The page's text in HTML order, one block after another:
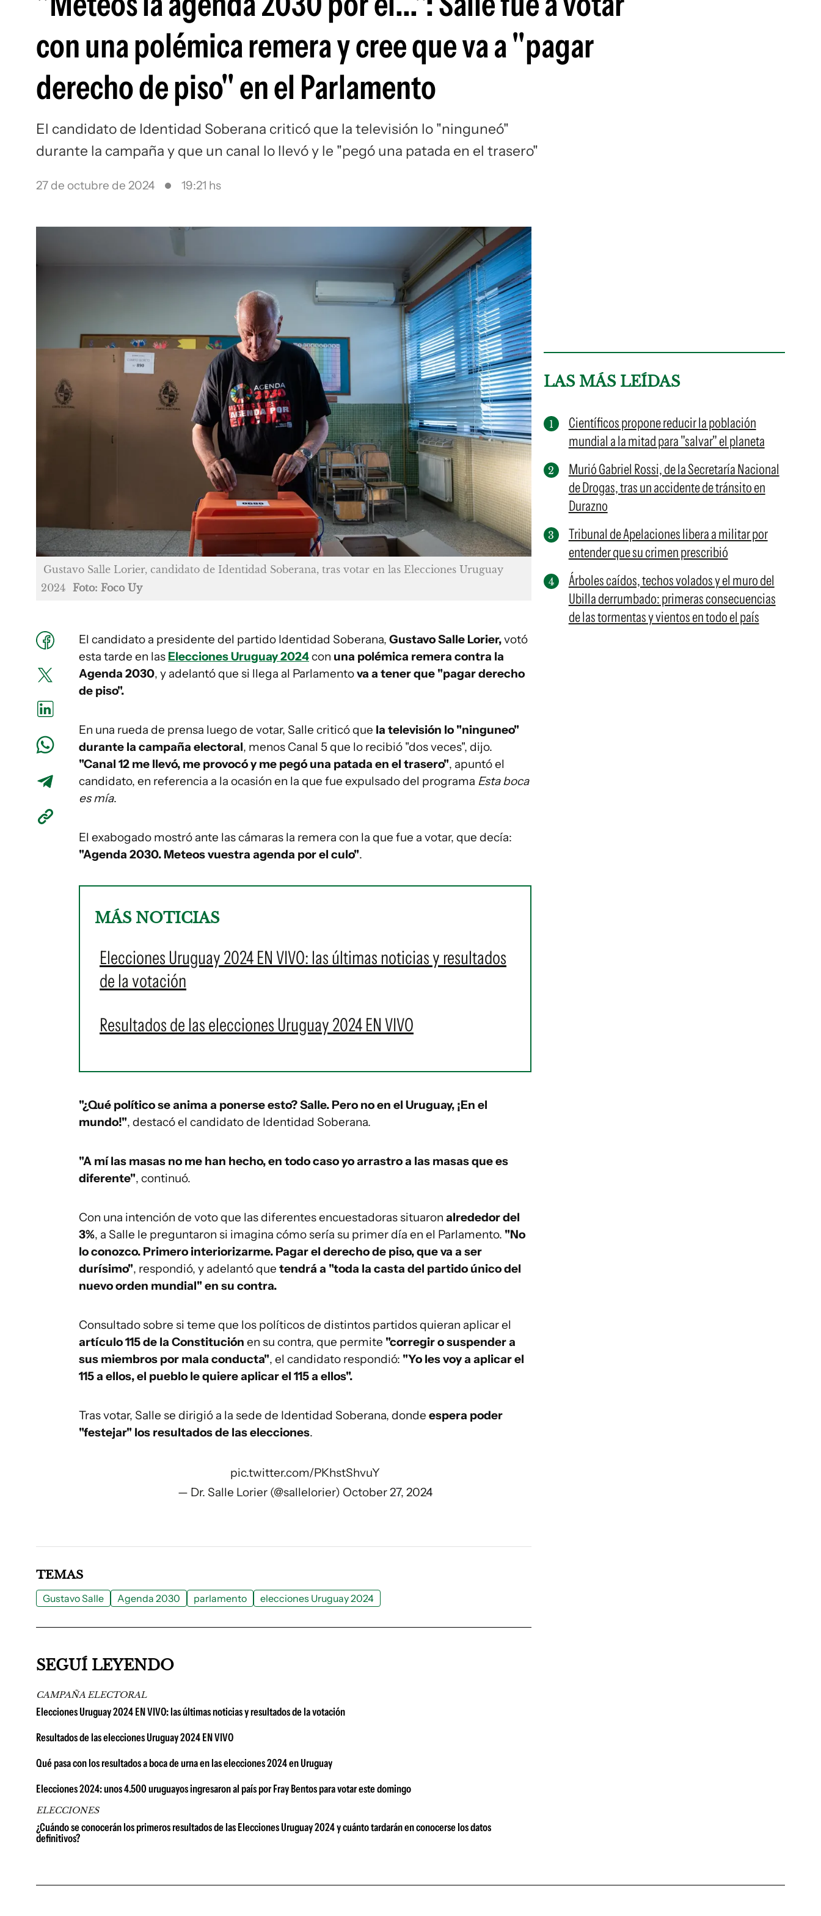
con una polémica remera y cree que va a "pagar
derecho de piso" en el Parlamento
El candidato de Identidad Soberana criticó que la televisión lo "ninguneó"
durante la campaña y que un canal lo llevó y le "pegó una patada en el trasero"
27 de octubre de 2024 19:21 hs
Gustavo Salle Lorier, candidato de Identidad Soberana, tras votar en las Elecciones Uruguay
2024
Foto: Foco Uy
El candidato a presidente del partido Identidad Soberana, Gustavo Salle Lorier,votó
esta tarde en las Elecciones Uruguay 2024con una polémica remera contra la
Agenda 2030, y adelantó que si llega al Parlamentova a tener que "pagar derecho
de piso".
En una rueda de prensa luego de votar, Salle criticó que la televisión lo "ninguneo"
durante la campaña electoral, menos Canal 5 que lo recibió "dos veces", dijo.
"Canal 12 me llevó, me provocó y me pegó una patada en el trasero", apuntó el
candidato, en referencia a la ocasión en la que fue expulsado del programa Esta boca
es mía.
El exabogado mostró ante las cámaras la remera con la que fue a votar, que decía:
"Agenda 2030. Meteos vuestra agenda por el culo".
MÁS NOTICIAS
Elecciones Uruguay 2024 EN VIVO: las últimas noticias y resultados
de la votación
Resultados de las elecciones Uruguay 2024 EN VIVO
"¿Qué político se anima a ponerse esto? Salle. Pero no en el Uruguay, ¡En el
mundo!", destacó el candidato de Identidad Soberana.
"A mí las masas no me han hecho, en todo caso yo arrastro a las masas que es
diferente", continuó.
Con una intención de voto que las diferentes encuestadoras situaron alrededor del
3%, a Salle le preguntaron si imagina cómo sería su primer día en el Parlamento. "No
lo conozco. Primero interiorizarme. Pagar el derecho de piso, que va a ser
durísimo", respondió, y adelantó que tendrá a "toda la casta del partido único del
nuevo orden mundial" en su contra.
Consultado sobre si teme que los políticos de distintos partidos quieran aplicar el
artículo 115 de la Constitución en su contra, que permite "corregir o suspender a
sus miembros por mala conducta", el candidato respondió: "Yo les voy a aplicar el
115 a ellos, el pueblo le quiere aplicar el 115 a ellos".
Tras votar, Salle se dirigió a la sede de Identidad Soberana, donde espera poder
"festejar" los resultados de las elecciones.
pic.twitter.com/PKhstShvuY
— Dr. Salle Lorier (@sallelorier) October 27, 2024
LAS MÁS LEÍDAS
Científicos propone reducir la población
mundial a la mitad para "salvar" el planeta
Murió Gabriel Rossi, de la Secretaría Nacional
de Drogas, tras un accidente de tránsito en
Durazno
Tribunal de Apelaciones libera a militar por
entender que su crimen prescribió
Árboles caídos, techos volados y el muro del
Ubilla derrumbado: primeras consecuencias
de las tormentas y vientos en todo el país
TEMAS
Gustavo Salle Agenda 2030 parlamento elecciones Uruguay 2024
SEGUÍ LEYENDO
CAMPAÑA ELECTORAL
Elecciones Uruguay 2024 EN VIVO: las últimas noticias y resultados de la votación
Resultados de las elecciones Uruguay 2024 EN VIVO
Qué pasa con los resultados a boca de urna en las elecciones 2024 en Uruguay
Elecciones 2024: unos 4.500 uruguayos ingresaron al país por Fray Bentos para votar este domingo
ELECCIONES
¿Cuándo se conocerán los primeros resultados de las Elecciones Uruguay 2024 y cuánto tardarán en conocerse los datos
definitivos?